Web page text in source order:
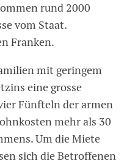
rund 2000
vom Staat.
Franken.
mit geringem
eine grosse
Fünfteln der armen
mehr als 30
Um die Miete
sich die Betroffenen